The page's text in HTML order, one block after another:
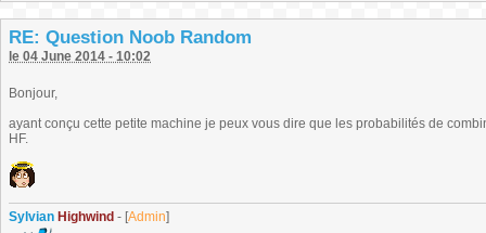
RE: Question Noob Random
le 04 June 2014 - 10:02
Bonjour,
ayant conçu cette petite machine je peux vous dire que les probabilités de
HF.
Sylvian Highwind - [Admin]